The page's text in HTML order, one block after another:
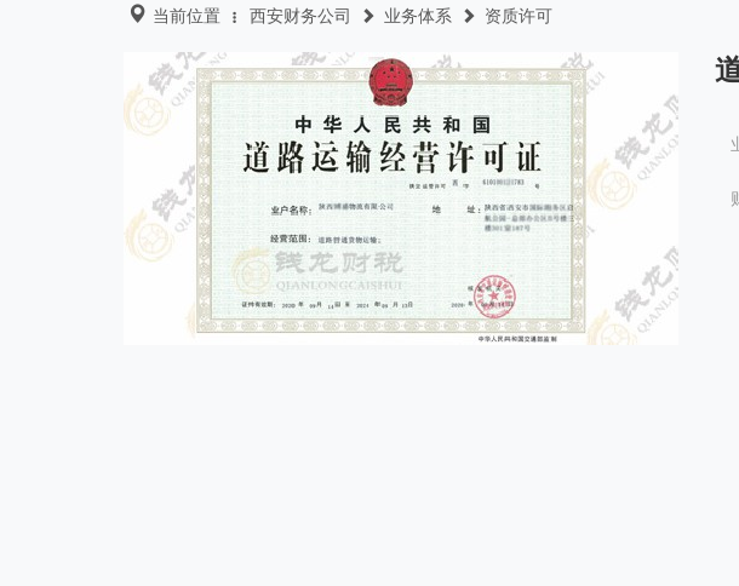
当前位置 西安财务公司 业务体系 资质许可